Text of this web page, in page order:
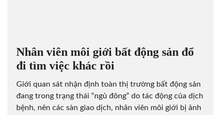
Nhân viên môi giới bất động sản đổ
đi tìm việc khác rồi
Giới quan sát nhận định toàn thị trường bất động sản
đang trong trạng thái “ngủ đông” do tác động của dịch
bệnh, nên các sàn giao dịch, nhân viên môi giới bị ảnh